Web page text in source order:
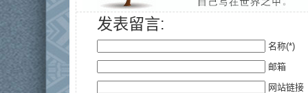
发表留言:
名称(*)
邮箱
网站链接